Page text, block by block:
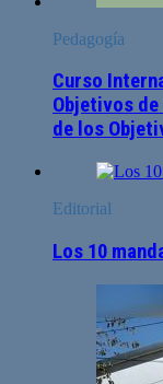
Pedagogía
Curso
Objetivos
de los
Editorial
Los 10